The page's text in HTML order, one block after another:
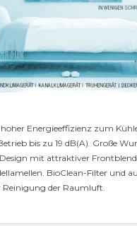
Energieeffizienz zum
bis zu 19 dB(A). Große
Design mit attraktiver
BioClean-Filter und
Reinigung der Raumluft.